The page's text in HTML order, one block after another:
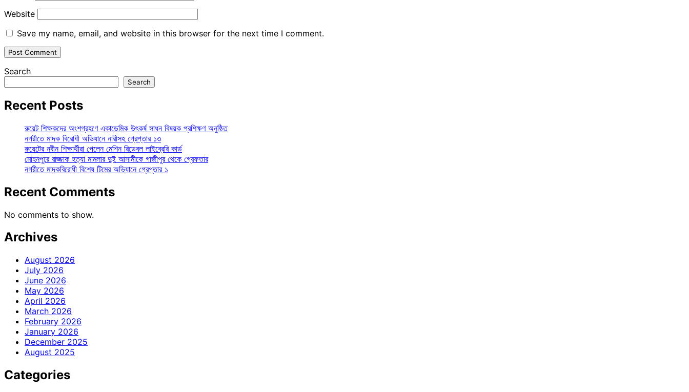
Website
Save my name, email, and website in this browser for the next time I comment.
Search
Search
Recent Posts
রুয়েট শিক্ষকদের অংশগ্রহণে একাডেমিক উৎকর্ষ সাধন বিষয়ক প্রশিক্ষণ অনুষ্ঠিত
নগরীতে মাদক বিরোধী অভিযানে নারীসহ গ্রেপ্তার ১৩
রুয়েটের নবীন শিক্ষার্থীরা পেলেন মেশিন রিডেবল লাইব্রেরি কার্ড
মোহনপুরে রাজ্জাক হত্যা মামলার দুই আসামীকে গাজীপুর থেকে গ্রেফতার
নগরীতে মাদকবিরোধী বিশেষ টিমের অভিযানে গ্রেপ্তার ১
Recent Comments
No comments to show.
Archives
August 2026
July 2026
June 2026
May 2026
April 2026
March 2026
February 2026
January 2026
December 2025
August 2025
Categories